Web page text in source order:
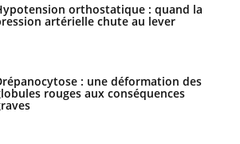
orthostatique : quand la
artérielle chute au lever
: une déformation des
rouges aux conséquences